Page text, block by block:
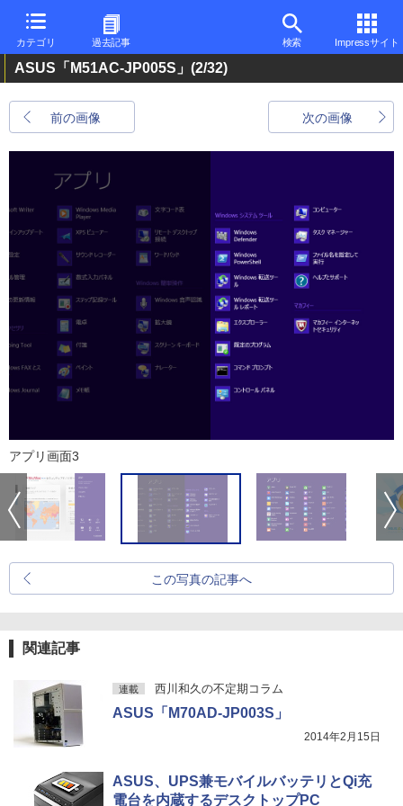
カテゴリ 過去記事 検索 Impressサイト
ASUS「M51AC-JP005S」 (2/32)
前の画像 次の画像
アプリ画面3
この写真の記事へ
関連記事
連載 西川和久の不定期コラム
ASUS「M70AD-JP003S」
2014年2月15日
ASUS、UPS兼モバイルバッテリとQi充
電台を内蔵するデスクトップPC